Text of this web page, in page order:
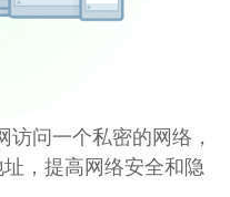
问一个私密的网络，
，提高网络安全和隐